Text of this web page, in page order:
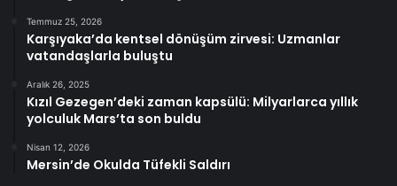
Temmuz 25, 2026
Karşıyaka’da kentsel dönüşüm zirvesi: Uzmanlar
vatandaşlarla buluştu
Aralık 26, 2025
Kızıl Gezegen’deki zaman kapsülü: Milyarlarca yıllık
yolculuk Mars’ta son buldu
Nisan 12, 2026
Mersin’de Okulda Tüfekli Saldırı